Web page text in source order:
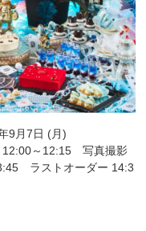
9月7日 (月)
12:00～12:15 写真撮影
ラストオーダー 14:3